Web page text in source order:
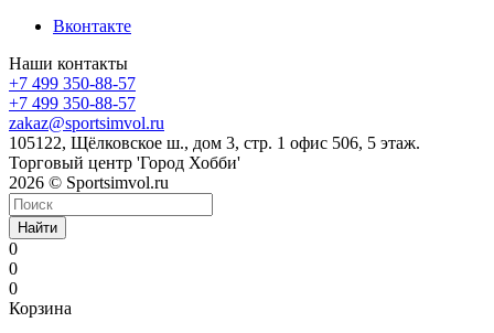
Вконтакте
Наши контакты
+7 499 350-88-57
+7 499 350-88-57
zakaz@sportsimvol.ru
105122, Щёлковское ш., дом 3, стр. 1 офис 506, 5 этаж.
Торговый центр 'Город Хобби'
2026 © Sportsimvol.ru
Найти
0
0
0
Корзина